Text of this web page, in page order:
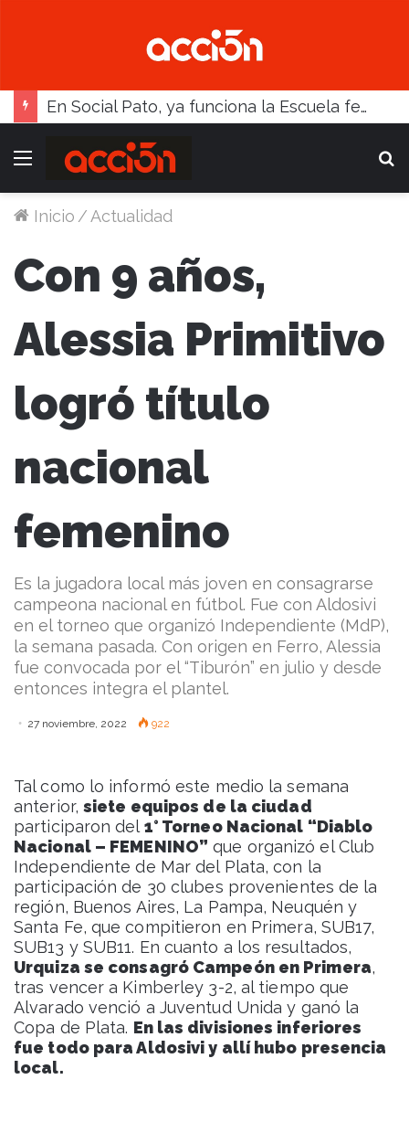
En Social Pato, ya funciona la Escuela femenina de paleta
Menú
Inicio /Actualidad
Con 9 años,
Alessia Primitivo
logró título
nacional
femenino
Es la jugadora local más joven en consagrarse
campeona nacional en fútbol. Fue con Aldosivi
en el torneo que organizó Independiente (MdP),
la semana pasada. Con origen en Ferro, Alessia
fue convocada por el “Tiburón” en julio y desde
entonces integra el plantel.
27 noviembre, 2022 922
Tal como lo informó este medio la semana
anterior, siete equipos de la ciudad
participaron del1° Torneo Nacional “Diablo
Nacional – FEMENINO” que organizó el Club
Independiente de Mar del Plata, con la
participación de 30 clubes provenientes de la
región, Buenos Aires, La Pampa, Neuquén y
Santa Fe, que compitieron en Primera, SUB17,
SUB13 y SUB11. En cuanto a los resultados,
Urquiza se consagró Campeón en Primera,
tras vencer a Kimberley 3-2, al tiempo que
Alvarado venció a Juventud Unida y ganó la
Copa de Plata. En las divisiones inferiores
fue todo para Aldosivi y allí hubo presencia
local.